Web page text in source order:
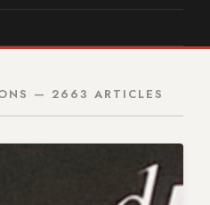
— 2663 ARTICLES